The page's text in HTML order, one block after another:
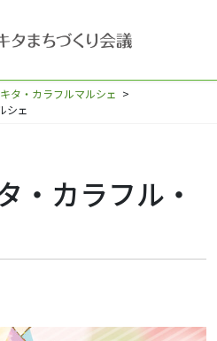
タ・カラフルマルシェ >
シェ
・カラフル・